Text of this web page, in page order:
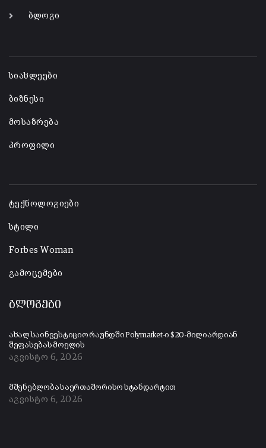
ბლოგი
სიახლეები
ბიზნესი
მოსაზრება
პროფილი
ტექნოლოგიები
სტილი
Forbes Woman
გამოცემები
ბლოგები
ახალ საინვესტიციო რაუნდში Polymarket-ი $20-მილიარდიან
შეფასებას მოელის
აგვისტო 6, 2026
მშენებლობა საერთაშორისო სტანდარტით
აგვისტო 6, 2026